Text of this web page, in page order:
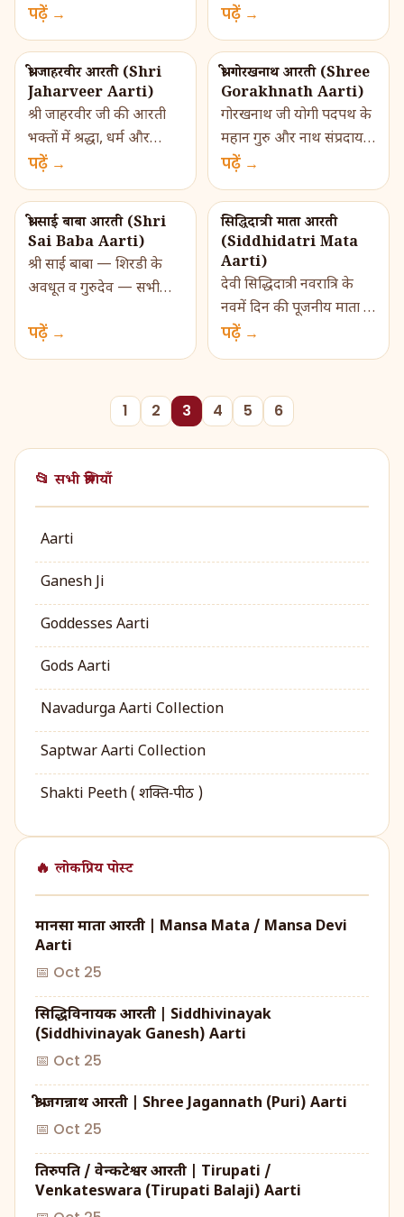
स्वास्थ्य, दीप्ति, नेत्रदृष्टि और
मनोबल बढ़ने की प्...
पढ़ें →
में विशेष महत्त्व है—वे भक्तों
की रक्षा करने वाली, संकट
निवारक और धर्मपरायण दे...
पढ़ें →
श्री जाहरवीर आरती (Shri
Jaharveer Aarti)
श्री जाहरवीर जी की आरती
भक्तों में श्रद्धा, धर्म और
सेवा‑भाव जगाती है। यह
आरती जाहरवीर के पराक्रम,
तप और भक्तों के प्रति उनके
करुणा‑स्...
पढ़ें →
श्री गोरखनाथ आरती (Shree
Gorakhnath Aarti)
गोरखनाथ जी योगी पदपथ के
महान गुरु और नाथ संप्रदाय
के प्रमुख संत माने जाते हैं।
उनकी आरती श्रद्धा‑भाव से
करने पर भक्तों में
आत्मशक्ति, ...
पढ़ें →
श्री साईं बाबा आरती (Shri
Sai Baba Aarti)
श्री साईं बाबा — शिरडी के
अवधूत व गुरुदेव — सभी
थे। उनकी शिक्षाएँ प्रेम, समता
और समर्पण पर आधारित हैं।
पढ़ें →
सिद्धिदात्री माता आरती
(Siddhidatri Mata
Aarti)
देवी सिद्धिदात्री नवरात्रि के
नवमें दिन की पूजनीय माता हैं
— वे सर्वसिद्धि देने वाली
परमशक्ति हैं। जिन पर श्रद्धा
पढ़ें →
1 2 3 4 5 6
📂 सभी श्रेणियाँ
Aarti
Ganesh Ji
Goddesses Aarti
Gods Aarti
Navadurga Aarti Collection
Saptwar Aarti Collection
Shakti Peeth ( शक्ति‑पीठ )
🔥 लोकप्रिय पोस्ट
मानसा माता आरती | Mansa Mata / Mansa Devi
Aarti
📅 Oct 25
सिद्धिविनायक आरती | Siddhivinayak
(Siddhivinayak Ganesh) Aarti
📅 Oct 25
श्री जगन्नाथ आरती | Shree Jagannath (Puri) Aarti
📅 Oct 25
तिरुपति / वेन्कटेश्वर आरती | Tirupati /
Venkateswara (Tirupati Balaji) Aarti